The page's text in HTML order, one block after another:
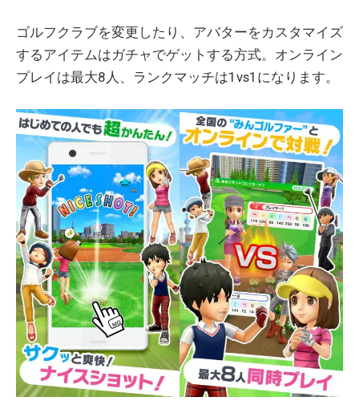
ゴルフクラブを変更したり、アバターをカスタマイズ
するアイテムはガチャでゲットする方式。オンライン
プレイは最大8人、ランクマッチは1vs1になります。